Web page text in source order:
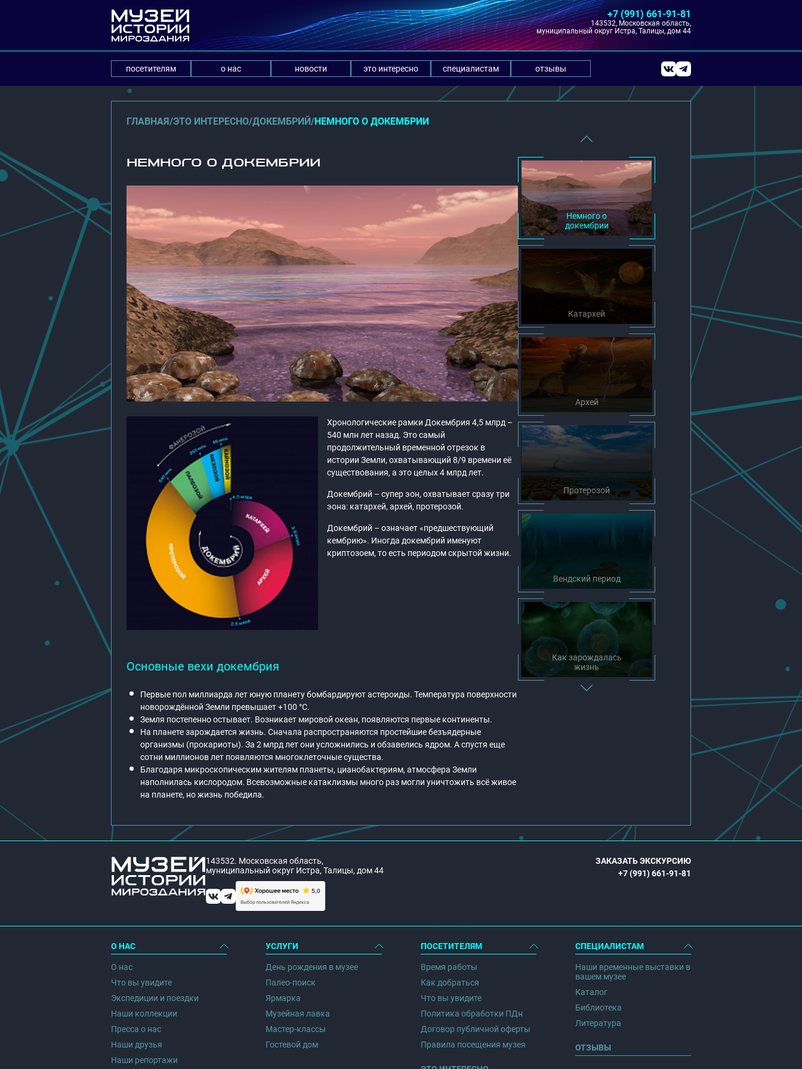
+7 (991) 661-91-81
143532, Московская область,
муниципальный округ Истра, Талицы, дом 44
посетителям о нас новости это интересно специалистам отзывы
ГЛАВНАЯ/ЭТО ИНТЕРЕСНО/ДОКЕМБРИЙ/НЕМНОГО О ДОКЕМБРИИ
НЕМНОГО О ДОКЕМБРИИ
Хронологические рамки Докембрия 4,5 млрд –
540 млн лет назад. Это самый
продолжительный временной отрезок в
истории Земли, охватывающий 8/9 времени её
существования, а это целых 4 млрд лет.
Докембрий – супер эон, охватывает сразу три
эона: катархей, архей, протерозой.
Докембрий – означает «предшествующий
кембрию». Иногда докембрий именуют
криптозоем, то есть периодом скрытой жизни.
Основные вехи докембрия
Первые пол миллиарда лет юную планету бомбардируют астероиды. Температура поверхности
новорождённой Земли превышает +100 °C.
Земля постепенно остывает. Возникает мировой океан, появляются первые континенты.
На планете зарождается жизнь. Сначала распространяются простейшие безъядерные
организмы (прокариоты). За 2 млрд лет они усложнились и обзавелись ядром. А спустя еще
сотни миллионов лет появляются многоклеточные существа.
Благодаря микроскопическим жителям планеты, цианобактериям, атмосфера Земли
наполнилась кислородом. Всевозможные катаклизмы много раз могли уничтожить всё живое
на планете, но жизнь победила.
Немного о
докембрии
Катархей
Архей
Протерозой
Вендский период
Как зарождалась
жизнь
143532. Московская область,
муниципальный округ Истра, Талицы, дом 44
ЗАКАЗАТЬ ЭКСКУРСИЮ
+7 (991) 661-91-81
О НАС
О нас
Что вы увидите
Экспедиции и поездки
Наши коллекции
Пресса о нас
Наши друзья
Наши репортажи
УСЛУГИ
День рождения в музее
Палео-поиск
Ярмарка
Музейная лавка
Мастер-классы
Гостевой дом
ПОСЕТИТЕЛЯМ
Время работы
Как добраться
Что вы увидите
Политика обработки ПДн
Договор публичной оферты
Правила посещения музея
СПЕЦИАЛИСТАМ
Наши временные выставки в
вашем музее
Каталог
Библиотека
Литература
ОТЗЫВЫ